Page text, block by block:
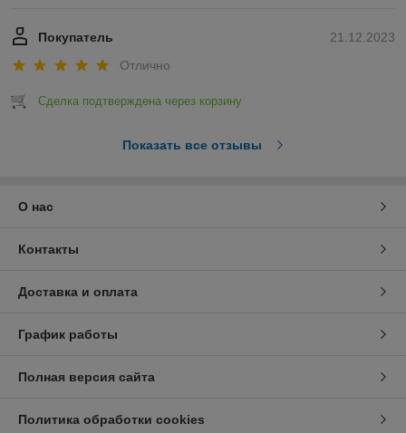
21.12.2023
Покупатель
Отлично
Сделка подтверждена через корзину
Показать все отзывы
О нас
Контакты
Доставка и оплата
График работы
Полная версия сайта
Политика обработки cookies